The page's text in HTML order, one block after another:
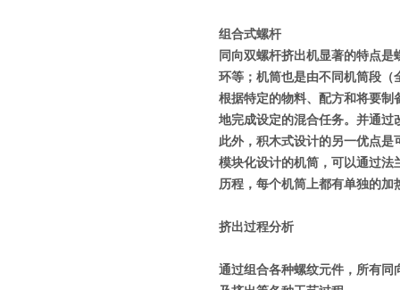
组合式螺杆
同向双螺杆挤出机显著的特点是
环等；机筒也是由不同机筒段
根据特定的物料、配方和将要
地完成设定的混合任务。并通
此外，积木式设计的另一优点
模块化设计的机筒，可以通过
历程，每个机筒上都有单独的加
挤出过程分析
通过组合各种螺纹元件，所有